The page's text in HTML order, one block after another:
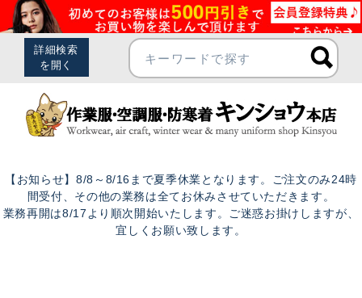
【お知らせ】8/8～8/16まで夏季休業となります。ご注文のみ24時
間受付、その他の業務は全てお休みさせていただきます。
業務再開は8/17より順次開始いたします。ご迷惑お掛けしますが、
宜しくお願い致します。